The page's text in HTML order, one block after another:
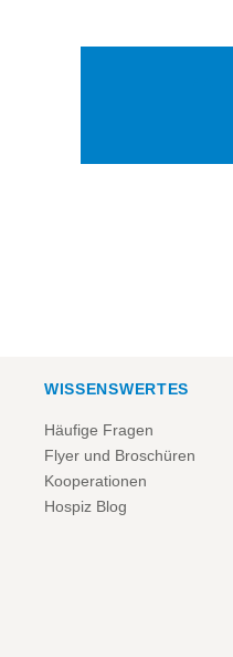
WISSENSWERTES
Häufige Fragen
Flyer und Broschüren
Kooperationen
Hospiz Blog